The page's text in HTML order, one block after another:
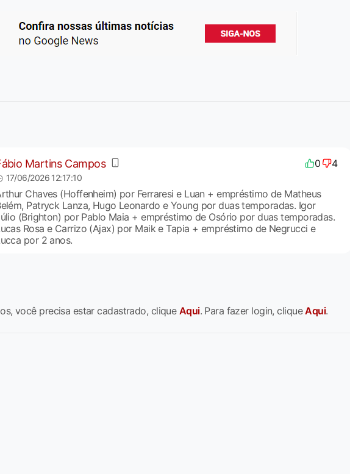
Martins Campos 0 4
17/06/2026 12:17:10
Chaves (Hoffenheim) por Ferraresi e Luan + empréstimo de Matheus
Patryck Lanza, Hugo Leonardo e Young por duas temporadas. Igor
(Brighton) por Pablo Maia + empréstimo de Osório por duas temporadas.
Rosa e Carrizo (Ajax) por Maik e Tapia + empréstimo de Negrucci e
por 2 anos.
você precisa estar cadastrado, cliqueAqui. Para fazer login, cliqueAqui.